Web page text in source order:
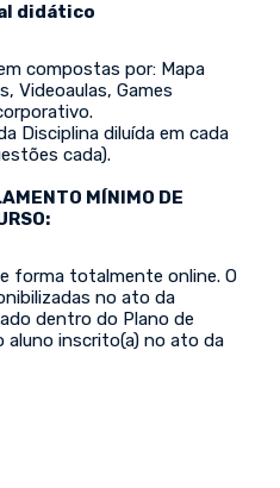
didático
compostas por: Mapa
Videoaulas, Games
Disciplina diluída em cada
cada).
MÍNIMO DE
forma totalmente online. O
no ato da
dentro do Plano de
aluno inscrito(a) no ato da